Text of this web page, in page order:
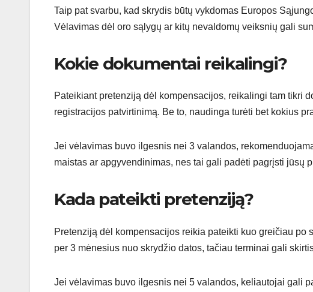
Taip pat svarbu, kad skrydis būtų vykdomas Europos
Vėlavimas dėl oro sąlygų ar kitų nevaldomų veiksnių gali
Kokie dokumentai reikalingi?
Pateikiant pretenziją dėl kompensacijos, reikalingi tam tikri
registracijos patvirtinimą. Be to, naudinga turėti bet kokius
Jei vėlavimas buvo ilgesnis nei 3 valandos,
maistas ar apgyvendinimas, nes tai gali padėti pagrįsti jūsų
Kada pateikti pretenziją?
Pretenziją dėl kompensacijos reikia pateikti kuo greičiau
per 3 mėnesius nuo skrydžio datos, tačiau terminai gali
Jei vėlavimas buvo ilgesnis nei 5 valandos, keliautojai gali